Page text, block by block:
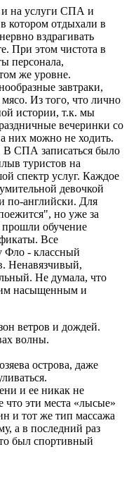
и на услуги СПА и
котором отдыхали в
вздрагивать
При этом чистота в
персонала,
же уровне.
завтраки,
Из того, что лично
истории, т.к. мы
вечеринки со
них можно не ходить.
СПА записаться было
туристов на
спектр услуг. Каждое
девочкой
по-английски. Для
но уже за
прошли обучение
Все
Фло - классный
Ненавязчивый,
Не думала, что
насыщенным и
ветров и дождей.
волны.
острова, даже
и ее никак не
эти места «лысые»
и тот же тип массажа
а в последний раз
был спортивный